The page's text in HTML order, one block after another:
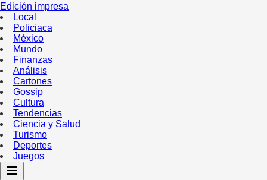
Edición impresa
Local
Policiaca
México
Mundo
Finanzas
Análisis
Cartones
Gossip
Cultura
Tendencias
Ciencia y Salud
Turismo
Deportes
Juegos